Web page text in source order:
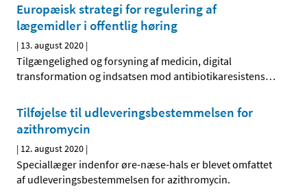
Europæisk strategi for regulering af
lægemidler i offentlig høring
| 13. august 2020 |
Tilgængelighed og forsyning af medicin, digital
transformation og indsatsen mod antibiotikaresistens…
Tilføjelse til udleveringsbestemmelsen for
azithromycin
| 12. august 2020 |
Speciallæger indenfor øre-næse-hals er blevet omfattet
af udleveringsbestemmelsen for azithromycin.